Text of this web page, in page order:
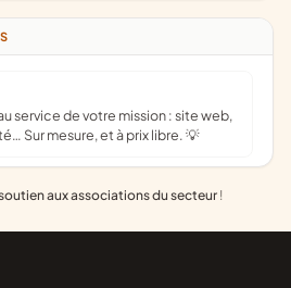
Sur mesure, et à prix libre. 💡
aux associations du secteur !